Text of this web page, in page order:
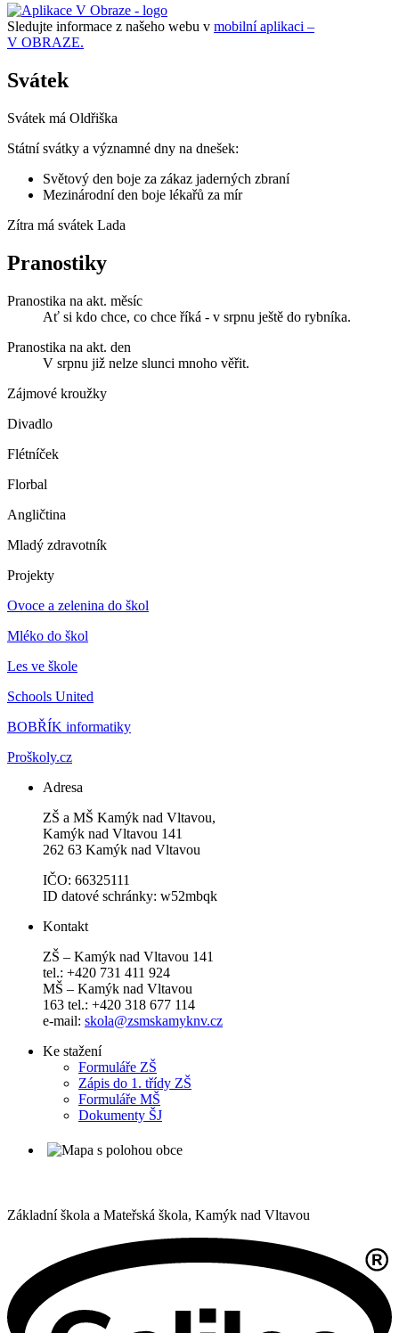
Sledujte informace z našeho webu v mobilní aplikaci –
V OBRAZE.
Svátek
Svátek má Oldřiška
Státní svátky a významné dny na dnešek:
Světový den boje za zákaz jaderných zbraní
Mezinárodní den boje lékařů za mír
Zítra má svátek Lada
Pranostiky
Pranostika na akt. měsíc
Ať si kdo chce, co chce říká - v srpnu ještě do rybníka.
Pranostika na akt. den
V srpnu již nelze slunci mnoho věřit.
Zájmové kroužky
Divadlo
Flétníček
Florbal
Angličtina
Mladý zdravotník
Projekty
Ovoce a zelenina do škol
Mléko do škol
Les ve škole
Schools United
BOBŘÍK informatiky
Proškoly.cz
Adresa
ZŠ a MŠ Kamýk nad Vltavou,
Kamýk nad Vltavou 141
262 63 Kamýk nad Vltavou
IČO: 66325111
ID datové schránky: w52mbqk
Kontakt
ZŠ – Kamýk nad Vltavou 141
tel.: +420 731 411 924
MŠ – Kamýk nad Vltavou
163 tel.: +420 318 677 114
e-mail: skola@zsmskamyknv.cz
Ke stažení
Formuláře ZŠ
Zápis do 1. třídy ZŠ
Formuláře MŠ
Dokumenty ŠJ
Základní škola a Mateřská škola, Kamýk nad Vltavou